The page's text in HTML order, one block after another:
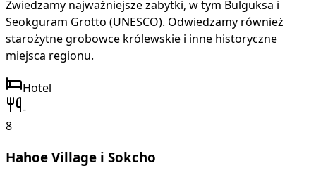
Zwiedzamy najważniejsze zabytki, w tym Bulguksa i
Seokguram Grotto (UNESCO). Odwiedzamy również
starożytne grobowce królewskie i inne historyczne
miejsca regionu.
Hotel
-
8
Hahoe Village i Sokcho